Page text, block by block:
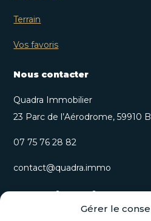
Gérer le
Terrain
Vos favoris
Nous contacter
Quadra Immobilier
23 Parc de l’Aérodrome, 59910
07 75 76 28 82
contact@quadra.immo
S’inscrire à
Recevez nos